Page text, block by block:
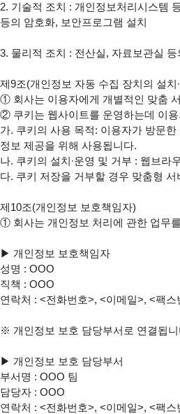
2. 기술적 조치 : 개인정보처리시스템
등의 암호화, 보안프로그램 설치
3. 물리적 조치 : 전산실, 자료보관실 등
제9조(개인정보 자동 수집 장치의 설치
① 회사는 이용자에게 개별적인 맞춤
② 쿠키는 웹사이트를 운영하는데 이
가. 쿠키의 사용 목적: 이용자가 방문
정보 제공을 위해 사용됩니다.
나. 쿠키의 설치∙운영 및 거부 : 웹브
다. 쿠키 저장을 거부할 경우 맞춤형
제10조(개인정보 보호책임자)
① 회사는 개인정보 처리에 관한 업무
▶ 개인정보 보호책임자
성명 : OOO
직책 : OOO
연락처 : <전화번호>, <이메일>, <팩스
※ 개인정보 보호 담당부서로 연결됩니
▶ 개인정보 보호 담당부서
부서명 : OOO 팀
담당자 : OOO
연락처 : <전화번호>, <이메일>, <팩스